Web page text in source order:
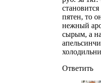
пятен, то
нежный
сырым, а
Ответить